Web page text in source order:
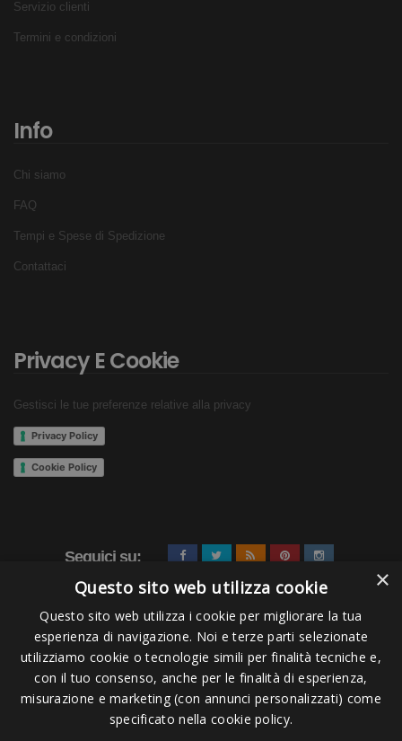
Servizio clienti
Termini e condizioni
Info
Chi siamo
FAQ
Tempi e Spese di Spedizione
Contattaci
Privacy E Cookie
Gestisci le tue preferenze relative alla privacy
Privacy Policy
Cookie Policy
Seguici su:
Pagamenti Accettati
×
Questo sito web utilizza cookie
Questo sito web utilizza i cookie per migliorare la tua
esperienza di navigazione. Noi e terze parti selezionate
utilizziamo cookie o tecnologie simili per finalità tecniche e,
con il tuo consenso, anche per le finalità di esperienza,
misurazione e marketing (con annunci personalizzati) come
specificato nella cookie policy.